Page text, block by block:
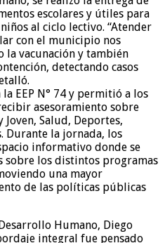
escolares y útiles para
al ciclo lectivo. “Atender
con el municipio nos
la vacunación y también
detectando casos
EEP N° 74 y permitió a los
asesoramiento sobre
Joven, Salud, Deportes,
Durante la jornada, los
informativo donde se
los distintos programas
una mayor
de las políticas públicas
Humano, Diego
integral fue pensado